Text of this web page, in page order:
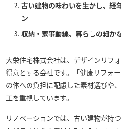
古い建物の味わいを生かし、経
ン
収納・家事動線、暮らしの細か
大栄住宅株式会社は、デザインリフ
得意とする会社です。「健康リフォ
の体への負担に配慮した素材選びや
工を重視しています。
リノベーションでは、古い建物が持